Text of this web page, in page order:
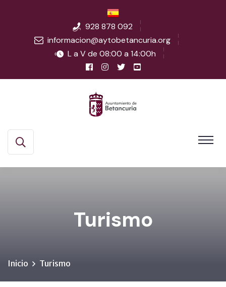
928 878 092
informacion@aytobetancuria.org
L a V de 08:00 a 14:00h
Turismo
Inicio Turismo